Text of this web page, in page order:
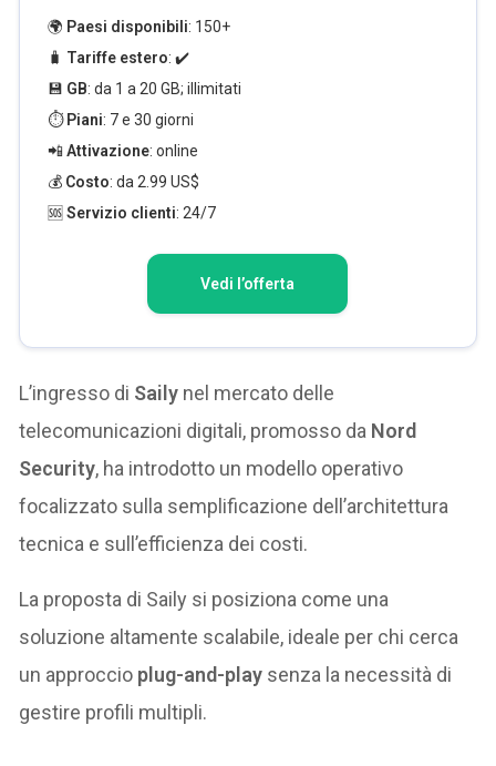
🌍 Paesi disponibili: 150+
🧳 Tariffe estero: ✔️
💾 GB: da 1 a 20 GB; illimitati
⏱️ Piani: 7 e 30 giorni
📲Attivazione: online
💰 Costo: da 2.99 US$
🆘Servizio clienti: 24/7
Vedi l’offerta
L’ingresso di Saily nel mercato delle
telecomunicazioni digitali, promosso da Nord
Security, ha introdotto un modello operativo
focalizzato sulla semplificazione dell’architettura
tecnica e sull’efficienza dei costi.
La proposta di Saily si posiziona come una
soluzione altamente scalabile, ideale per chi cerca
un approccio plug-and-play senza la necessità di
gestire profili multipli.